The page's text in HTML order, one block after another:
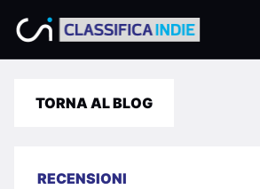
TORNA AL BLOG
RECENSIONI